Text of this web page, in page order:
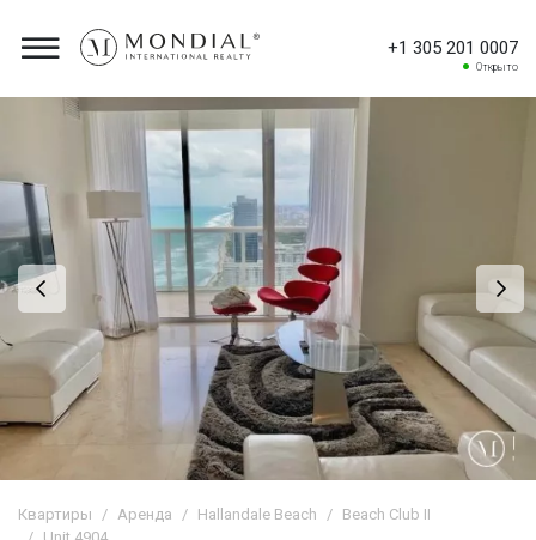
+1 305 201 0007
Открыто
Квартиры Аренда Hallandale Beach
Beach Club II